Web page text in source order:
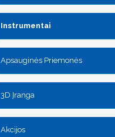
Instrumentai
Apsauginės Priemonės
3D Įranga
Akcijos